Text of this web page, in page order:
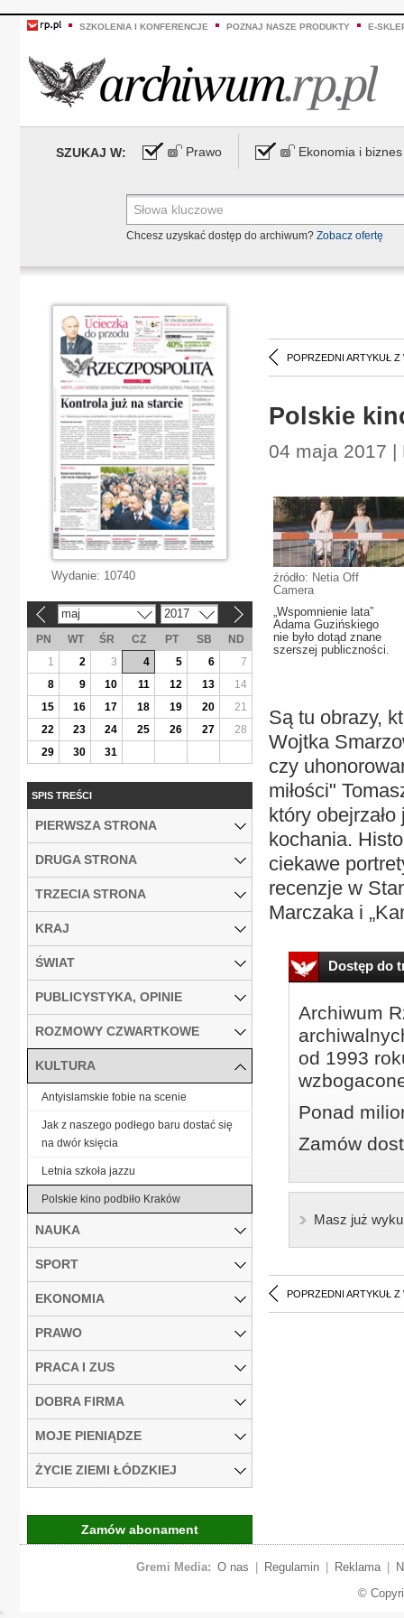
SZKOLENIA I KONFERENCJE POZNAJ NASZE PRODUKTY E-
SZUKAJ W: Prawo Ekonomia i biznes
Chcesz uzyskać dostęp do archiwum? Zobacz ofertę
POPRZEDNI ARTYKUŁ Z
Polskie
04 maja 2017 |
źródło: Netia Off
Camera
„Wspomnienie lata”
Adama Guzińskiego
nie było dotąd znane
szerszej publiczności.
Są tu obrazy,
Wojtka
czy
miłości"
który
kochania.
ciekawe
recenzje w
Marczaka i
Dostęp do
Archiwum
od 1993
Ponad
Zamów
Masz już
POPRZEDNI ARTYKUŁ Z
Wydanie: 10740
maj 2017
PN WT ŚR CZ PT SB
ND
1
2 3 4 5 6
7
8
9 10 11 12 13
14
15
16 17 18 19 20
21
22
23 24 25 26 27
28
29
30 31
SPIS TREŚCI
PIERWSZA STRONA
DRUGA STRONA
TRZECIA STRONA
KRAJ
ŚWIAT
PUBLICYSTYKA, OPINIE
ROZMOWY CZWARTKOWE
KULTURA
Antyislamskie fobie na scenie
Jak z naszego podłego baru dostać się
na dwór księcia
Letnia szkoła jazzu
Polskie kino podbiło Kraków
NAUKA
SPORT
EKONOMIA
PRAWO
PRACA I ZUS
DOBRA FIRMA
MOJE PIENIĄDZE
ŻYCIE ZIEMI ŁÓDZKIEJ
Zamów abonament
Gremi Media: O nas Regulamin Reklama
©